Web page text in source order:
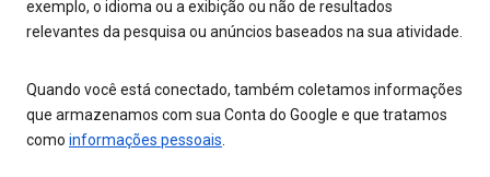
exemplo, o idioma ou a exibição ou não de resultados
relevantes da pesquisa ou anúncios baseados na sua atividade.
Quando você está conectado, também coletamos informações
que armazenamos com sua Conta do Google e que tratamos
como informações pessoais